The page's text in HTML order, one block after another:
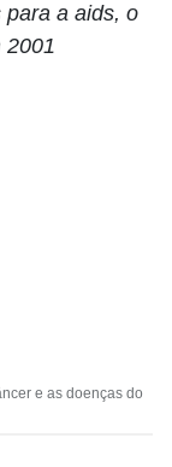
para a aids, o
2001
e as doenças do